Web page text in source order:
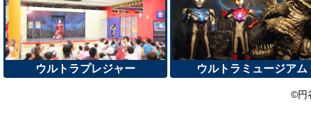
ウルトラプレジャー ウルトラミュージアム
©円